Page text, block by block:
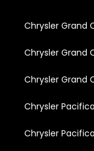
Chrysler Grand
Chrysler Grand
Chrysler Grand
Chrysler
Chrysler